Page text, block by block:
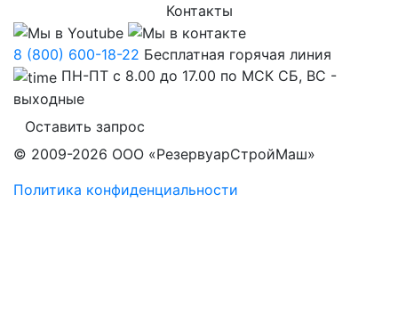
Контакты
8 (800) 600-18-22 Бесплатная горячая линия
ПН-ПТ с 8.00 до 17.00 по МСК СБ, ВС -
выходные
Оставить запрос
© 2009-2026 ООО «РезервуарСтройМаш»
Политика конфиденциальности